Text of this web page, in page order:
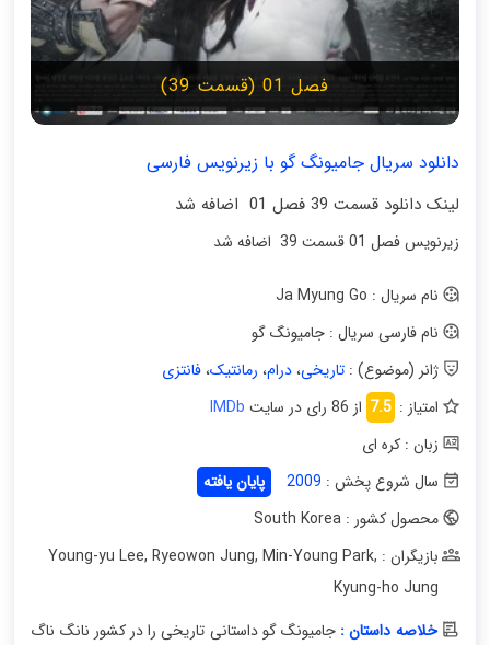
فصل 01 (قسمت 39)
دانلود سریال جامیونگ گو با زیرنویس فارسی
لینک دانلود قسمت 39 فصل 01 اضافه شد
زیرنویس فصل 01 قسمت 39 اضافه شد
نام سریال : Ja Myung Go
نام فارسی سریال : جامیونگ گو
ژانر (موضوع) :تاریخی،درام، رمانتیک،فانتزی
امتیاز : 7.5 از 86 رای در سایت
IMDb
زبان : کره ای
سال شروع پخش : 2009
پایان یافته
محصول کشور : South Korea
بازیگران : Young-yu Lee
, Ryeowon Jung, Min-Young Park,
Kyung-ho Jung
خلاصه داستان : جامیونگ گو داستانی تاریخی را در کشور نانگ ناگ